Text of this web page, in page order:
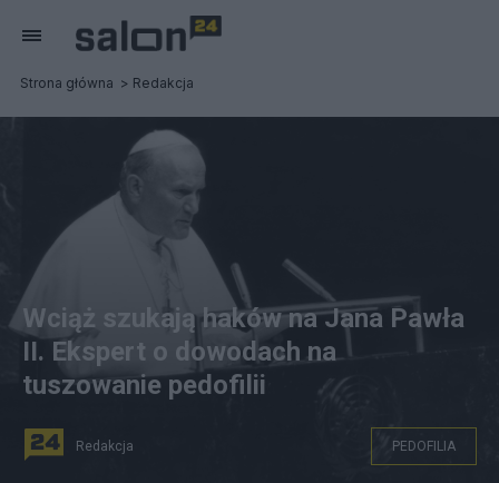
Strona główna Redakcja
Wciąż szukają haków na Jana Pawła
II. Ekspert o dowodach na
tuszowanie pedofilii
Redakcja PEDOFILIA